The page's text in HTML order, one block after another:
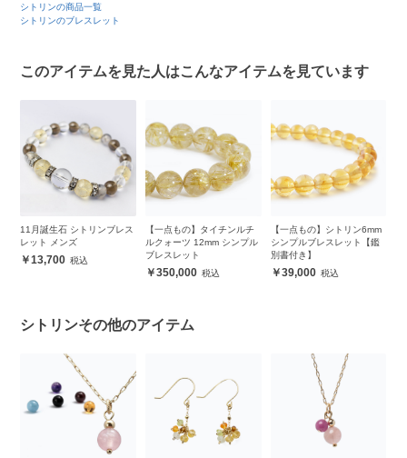
シトリンの商品一覧
シトリンのブレスレット
このアイテムを見た人はこんなアイテムを見ています
11月誕生石 シトリンブレス
レット メンズ
13,700
【一点もの】タイチンルチ
ルクォーツ 12mm シンプル
ブレスレット
350,000
【一点もの】シトリン6mm
シンプルブレスレット【鑑
別書付き】
39,000
シトリンその他のアイテム